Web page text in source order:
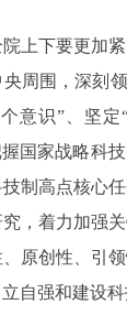
上下要更加
周围，深刻
意识”、坚定
国家战略科
制高点核心
，着力加强
原创性、引
自强和建设科